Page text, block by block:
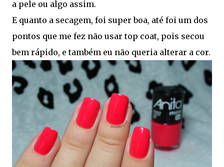
a pele ou algo assim.
E quanto a secagem, foi super boa, até foi um dos
pontos que me fez não usar top coat, pois secou
bem rápido, e também eu não queria alterar a cor.